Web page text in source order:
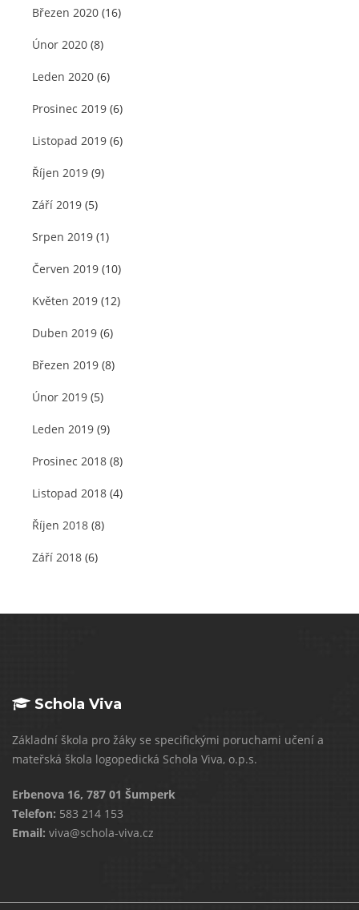
Březen 2020 (16)
Únor 2020 (8)
Leden 2020 (6)
Prosinec 2019 (6)
Listopad 2019 (6)
Říjen 2019 (9)
Září 2019 (5)
Srpen 2019 (1)
Červen 2019 (10)
Květen 2019 (12)
Duben 2019 (6)
Březen 2019 (8)
Únor 2019 (5)
Leden 2019 (9)
Prosinec 2018 (8)
Listopad 2018 (4)
Říjen 2018 (8)
Září 2018 (6)
Schola Viva
Základní škola pro žáky se specifickými poruchami učení a
mateřská škola logopedická Schola Viva, o.p.s.
Erbenova 16, 787 01 Šumperk
Telefon: 583 214 153
Email: viva@schola-viva.cz